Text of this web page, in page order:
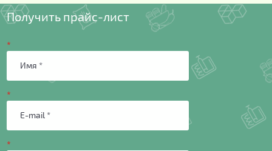
Получить прайс-лист
*
*
*